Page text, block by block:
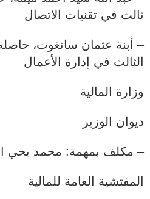
ثالث في تقنيات الاتصال
– أبنة عثمان سانغوت،
الثالث في إدارة الأعمال
وزارة المالية
ديوان الوزير
– مكلف بمهمة: محمد يحي
المفتشية العامة للمالية